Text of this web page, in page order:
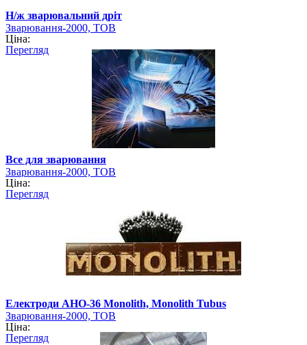
Н/ж зварювальний дріт
Зварювання-2000, ТОВ
Ціна:
Перегляд
Все для зварювання
Зварювання-2000, ТОВ
Ціна:
Перегляд
Електроди АНО-36 Monolith, Monolith Tubus
Зварювання-2000, ТОВ
Ціна:
Перегляд